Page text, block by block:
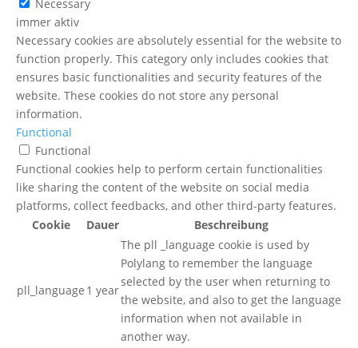
Necessary
immer aktiv
Necessary cookies are absolutely essential for the website to
function properly. This category only includes cookies that
ensures basic functionalities and security features of the
website. These cookies do not store any personal
information.
Functional
Functional
Functional cookies help to perform certain functionalities
like sharing the content of the website on social media
platforms, collect feedbacks, and other third-party features.
Cookie
Dauer Beschreibung
pll_language 1 year
The pll _language cookie is used by
Polylang to remember the language
selected by the user when returning to
the website, and also to get the language
information when not available in
another way.